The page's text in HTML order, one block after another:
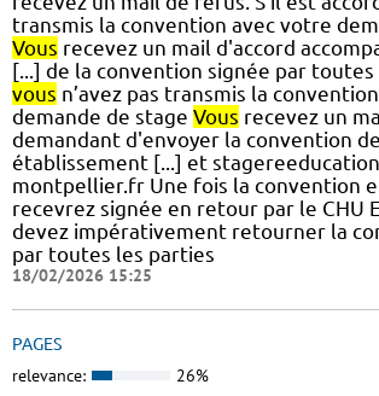
transmis la convention avec votre
Vous recevez un mail d'accord
[...] de la convention signée par toutes
vous n’avez pas transmis la
demande de stage Vous recevez un
demandant d'envoyer la convention
établissement [...] et
montpellier.fr Une fois la convention
recevrez signée en retour par le CHU
devez impérativement retourner la
par toutes les parties
18/02/2026 15:25
PAGES
relevance: 26%